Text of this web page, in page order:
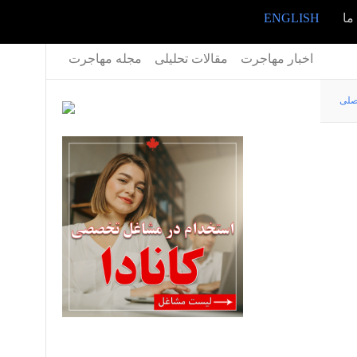
ENGLISH
مجله مهاجرت مقالات تحلیلی اخبار مهاجرت